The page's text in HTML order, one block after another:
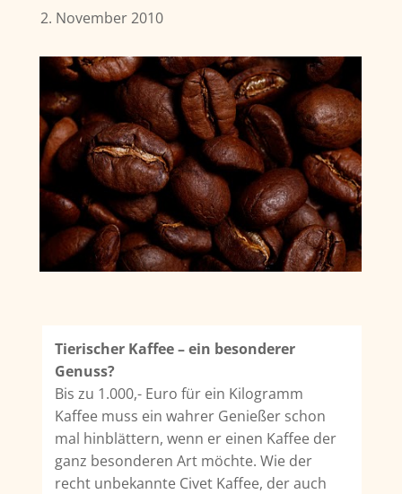
2. November 2010
Tierischer Kaffee – ein besonderer
Genuss?
Bis zu 1.000,- Euro für ein Kilogramm
Kaffee muss ein wahrer Genießer schon
mal hinblättern, wenn er einen Kaffee der
ganz besonderen Art möchte. Wie der
recht unbekannte Civet Kaffee, der auch